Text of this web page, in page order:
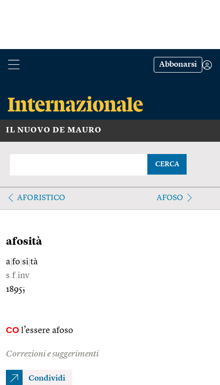
Abbonarsi
IL NUOVO DE MAURO
CERCA
AFORISTICO AFOSO
afosità
a fo si tà
s.f.inv.
1895;
CO l’essere afoso
Correzioni e suggerimenti
Condividi